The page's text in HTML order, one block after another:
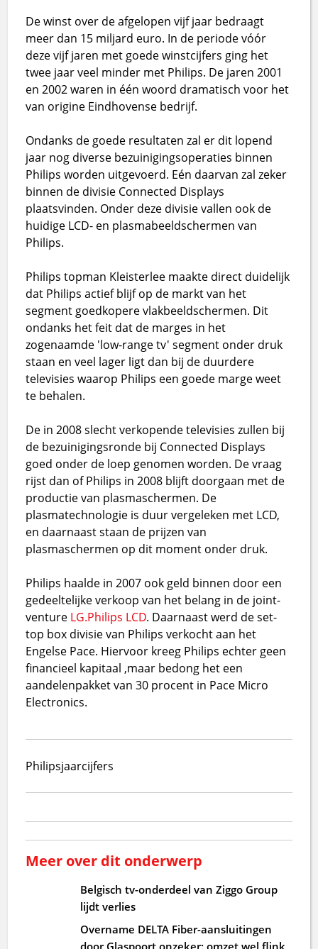
De winst over de afgelopen vijf jaar bedraagt
meer dan 15 miljard euro. In de periode vóór
deze vijf jaren met goede winstcijfers ging het
twee jaar veel minder met Philips. De jaren 2001
en 2002 waren in één woord dramatisch voor het
van origine Eindhovense bedrijf.
Ondanks de goede resultaten zal er dit lopend
jaar nog diverse bezuinigingsoperaties binnen
Philips worden uitgevoerd. Eén daarvan zal zeker
binnen de divisie Connected Displays
plaatsvinden. Onder deze divisie vallen ook de
huidige LCD- en plasmabeeldschermen van
Philips.
Philips topman Kleisterlee maakte direct duidelijk
dat Philips actief blijf op de markt van het
segment goedkopere vlakbeeldschermen. Dit
ondanks het feit dat de marges in het
zogenaamde 'low-range tv' segment onder druk
staan en veel lager ligt dan bij de duurdere
televisies waarop Philips een goede marge weet
te behalen.
De in 2008 slecht verkopende televisies zullen bij
de bezuinigingsronde bij Connected Displays
goed onder de loep genomen worden. De vraag
rijst dan of Philips in 2008 blijft doorgaan met de
productie van plasmaschermen. De
plasmatechnologie is duur vergeleken met LCD,
en daarnaast staan de prijzen van
plasmaschermen op dit moment onder druk.
Philips haalde in 2007 ook geld binnen door een
gedeeltelijke verkoop van het belang in de joint-
venture LG.Philips LCD. Daarnaast werd de set-
top box divisie van Philips verkocht aan het
Engelse Pace. Hiervoor kreeg Philips echter geen
financieel kapitaal ,maar bedong het een
aandelenpakket van 30 procent in Pace Micro
Electronics.
Philipsjaarcijfers
Meer over dit onderwerp
Belgisch tv-onderdeel van Ziggo Group
lijdt verlies
Overname DELTA Fiber-aansluitingen
door Glaspoort onzeker: omzet wel flink